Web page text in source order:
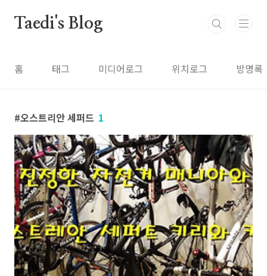
Taedi's Blog
홈 태그 미디어로그 위치로그 방명록
오스트리안 세퍼드 1